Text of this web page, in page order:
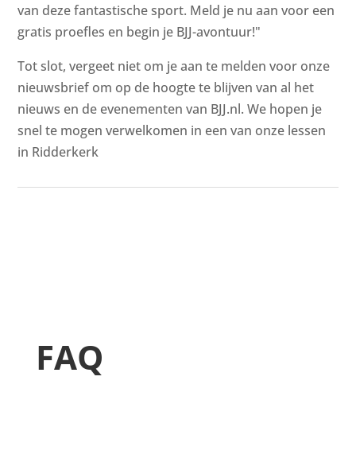
van deze fantastische sport. Meld je nu aan voor een
gratis proefles en begin je BJJ-avontuur!"
Tot slot, vergeet niet om je aan te melden voor onze
nieuwsbrief om op de hoogte te blijven van al het
nieuws en de evenementen van BJJ.nl. We hopen je
snel te mogen verwelkomen in een van onze lessen
in Ridderkerk
FAQ